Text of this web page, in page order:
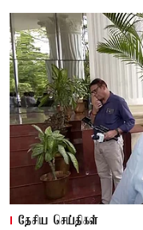
தேசிய செய்திகள்